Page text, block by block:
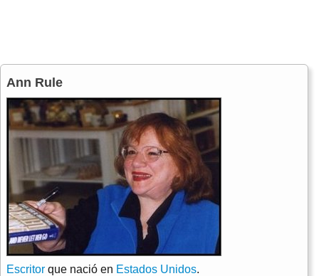
Ann Rule
Escritor que nació en Estados Unidos.